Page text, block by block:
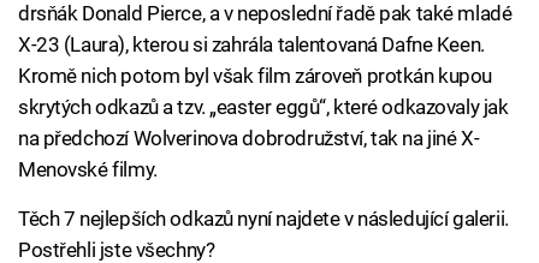
drsňák Donald Pierce, a v neposlední řadě pak také mladé
X-23 (Laura), kterou si zahrála talentovaná Dafne Keen.
Kromě nich potom byl však film zároveň protkán kupou
skrytých odkazů a tzv. „easter eggů“, které odkazovaly jak
na předchozí Wolverinova dobrodružství, tak na jiné X-
Menovské filmy.
Těch 7 nejlepších odkazů nyní najdete v následující galerii.
Postřehli jste všechny?